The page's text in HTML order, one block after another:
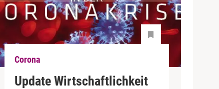
Corona
Update Wirtschaftlichkeit